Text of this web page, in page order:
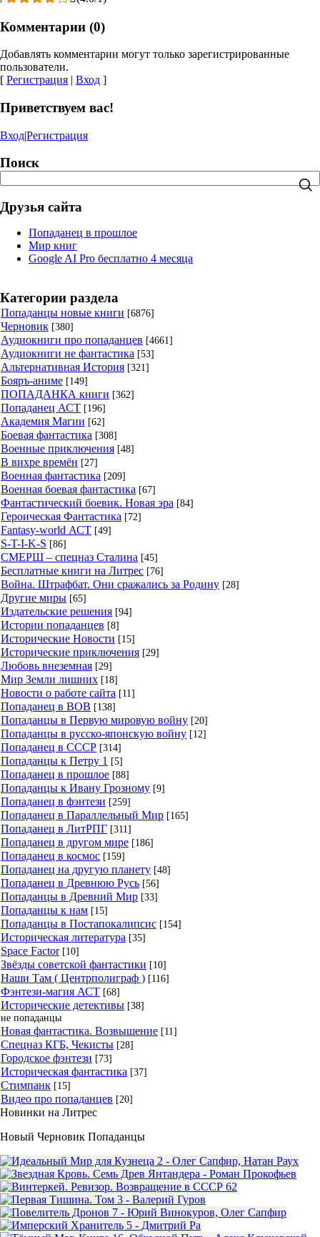
Комментарии (0)
Добавлять комментарии могут только зарегистрированные
пользователи.
[ Регистрация | Вход ]
Приветствуем вас!
Вход|Регистрация
Поиск
Друзья сайта
Попаданец в прошлое
Мир книг
Google AI Pro бесплатно 4 месяца
Категории раздела
Попаданцы новые книги [6876]
Черновик [380]
Аудиокниги про попаданцев [4661]
Аудиокниги не фантастика [53]
Альтернативная История [321]
Бояръ-аниме [149]
ПОПАДАНКА книги [362]
Попаданец АСТ [196]
Академия Магии [62]
Боевая фантастика [308]
Военные приключения [48]
В вихре времён [27]
Военная фантастика [209]
Военная боевая фантастика [67]
Фантастический боевик. Новая эра [84]
Героическая Фантастика [72]
Fantasy-world АСТ [49]
S-T-I-K-S [86]
СМЕРШ – спецназ Сталина [45]
Бесплатные книги на Литрес [76]
Война. Штрафбат. Они сражались за Родину [28]
Другие миры [65]
Издательские решения [94]
Истории попаданцев [8]
Исторические Новости [15]
Исторические приключения [29]
Любовь внеземная [29]
Мир Земли лишних [18]
Новости о работе сайта [11]
Попаданец в ВОВ [138]
Попаданцы в Первую мировую войну [20]
Попаданцы в русско-японскую войну [12]
Попаданец в СССР [314]
Попаданцы к Петру 1 [5]
Попаданец в прошлое [88]
Попаданцы к Ивану Грозному [9]
Попаданец в фэнтези [259]
Попаданец в Параллельный Мир [165]
Попаданец в ЛитРПГ [311]
Попаданец в другом мире [186]
Попаданец в космос [159]
Попаданец на другую планету [48]
Попаданец в Древнюю Русь [56]
Попаданцы в Древний Мир [33]
Попаданцы к нам [15]
Попаданцы в Постапокалипсис [154]
Историческая литература [35]
Space Factor [10]
Звёзды советской фантастики [10]
Наши Там ( Центрполиграф ) [116]
Фэнтези-магия АСТ [68]
Исторические детективы [38]
не попаданцы
Новая фантастика. Возвышение [11]
Спецназ КГБ, Чекисты [28]
Городское фэнтези [73]
Историческая фантастика [37]
Стимпанк [15]
Видео про попаданцев [20]
Новинки на Литрес
Новый Черновик Попаданцы